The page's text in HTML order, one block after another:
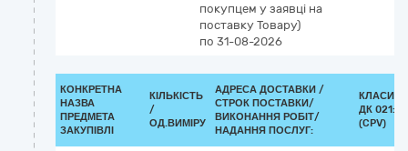
покупцем у заявці на
поставку Товару)
по 31-08-2026
КОНКРЕТНА
НАЗВА
ПРЕДМЕТА
ЗАКУПІВЛІ
КІЛЬКІСТЬ
/
ОД.ВИМІРУ
АДРЕСА ДОСТАВКИ /
СТРОК ПОСТАВКИ/
ВИКОНАННЯ РОБІТ/
НАДАННЯ ПОСЛУГ:
ДК
(CPV)